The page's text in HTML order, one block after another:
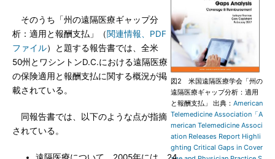
図2 米国遠隔医療学会「州の
遠隔医療ギャップ分析：適用
と報酬支払」 出典： American
Telemedicine Association「A
merican Telemedicine Associ
ation Releases Report Highli
ghting Critical Gaps in Cover
そのうち「州の遠隔医療ギャップ分
析：適用と報酬支払」（関連情報、PDF
ファイル）と題する報告書では、全米
50州とワシントンD.C.における遠隔医療
の保険適用と報酬支払に関する概況が掲
載されている。
同報告書では、以下のような点が指摘
されている。